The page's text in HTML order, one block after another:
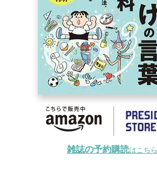
雑誌の予約購読はこちら